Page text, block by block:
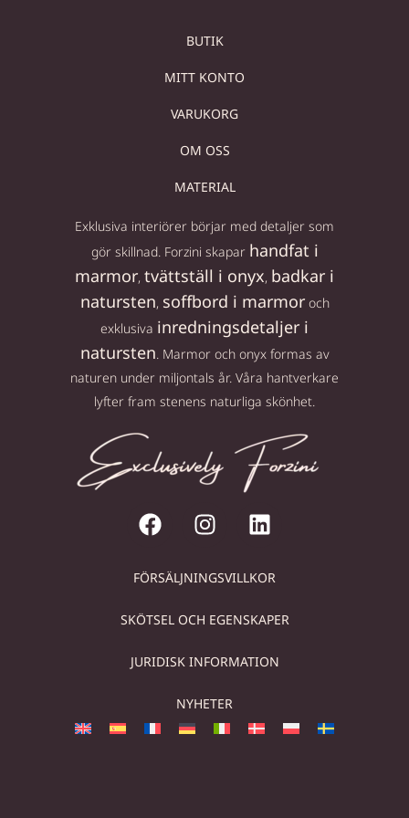
BUTIK
MITT KONTO
VARUKORG
OM OSS
MATERIAL
Exklusiva interiörer börjar med detaljer som
gör skillnad. Forzini skapar handfat i
marmor, tvättställ i onyx, badkar i
natursten, soffbord i marmoroch
exklusiva inredningsdetaljer i
natursten. Marmor och onyx formas av
naturen under miljontals år. Våra hantverkare
lyfter fram stenens naturliga skönhet.
FÖRSÄLJNINGSVILLKOR
SKÖTSEL OCH EGENSKAPER
JURIDISK INFORMATION
NYHETER